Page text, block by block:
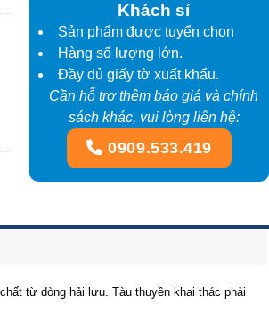
Khách sỉ
Sản phẩm được tuyển chon
Hàng số lượng lớn.
Đầy đủ giấy tờ xuất khẩu.
Cần hỗ trợ thêm báo giá và chính
sách khác, vui lòng liên hệ:
0909.533.419
từ dòng hải lưu. Tàu thuyền khai thác phải